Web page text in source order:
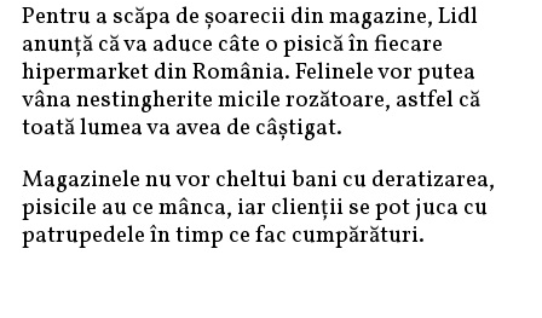
Pentru a scăpa de șoarecii din magazine, Lidl
anunță că va aduce câte o pisică în fiecare
hipermarket din România. Felinele vor putea
vâna nestingherite micile rozătoare, astfel că
toată lumea va avea de câștigat.
Magazinele nu vor cheltui bani cu deratizarea,
pisicile au ce mânca, iar clienții se pot juca cu
patrupedele în timp ce fac cumpărături.